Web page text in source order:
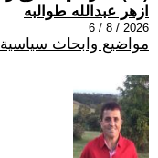
ازهر عبدالله طوالبه
2026 / 8 / 6
مواضيع وابحاث سياسية